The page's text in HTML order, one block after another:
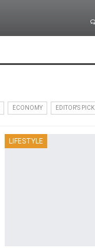
ECONOMY EDITOR'S PICK
LIFESTYLE